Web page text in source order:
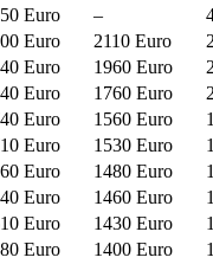
Euro –
Euro 2110 Euro
Euro 1960 Euro
Euro 1760 Euro
Euro 1560 Euro
Euro 1530 Euro
Euro 1480 Euro
Euro 1460 Euro
Euro 1430 Euro
Euro 1400 Euro